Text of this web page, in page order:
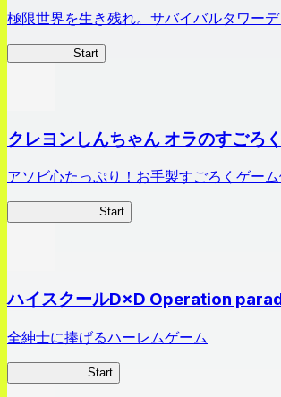
極限世界を生き残れ。サバイバルタワーデ
Start
クレヨンしんちゃん オラのすごろ
アソビ心たっぷり！お手製すごろくゲー
Start
ハイスクールD×D Operation
全紳士に捧げるハーレムゲーム
Start